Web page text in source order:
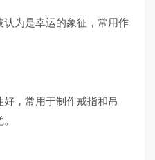
为是幸运的象征，常用作
，常用于制作戒指和吊